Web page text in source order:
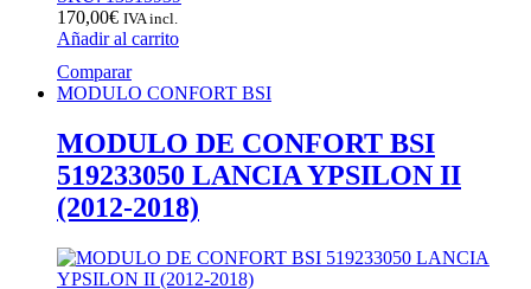
170,00€ IVA incl.
Añadir al carrito
Comparar
MODULO CONFORT BSI
MODULO DE CONFORT BSI
519233050 LANCIA YPSILON II
(2012-2018)